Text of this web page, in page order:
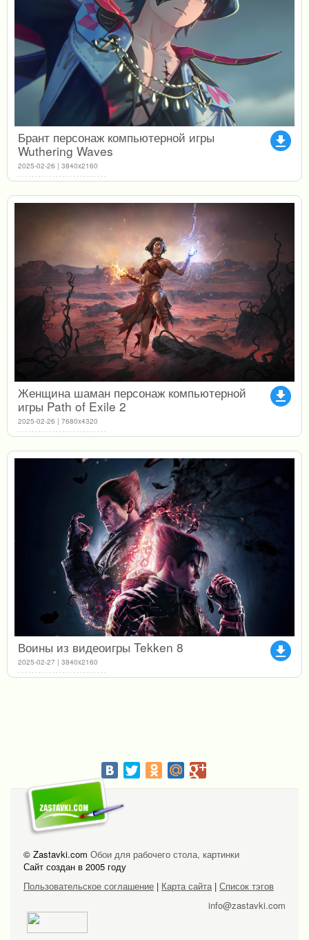
file_download
Брант персонаж компьютерной игры
Wuthering Waves
2025-02-26 | 3840x2160
file_download
Женщина шаман персонаж компьютерной
игры Path of Exile 2
2025-02-26 | 7680x4320
file_download
Воины из видеоигры Tekken 8
2025-02-27 | 3840x2160
© Zastavki.com Обои для рабочего стола, картинки
Сайт создан в 2005 году
Пользовательское соглашение | Карта сайта| Список тэгов
info@zastavki.com